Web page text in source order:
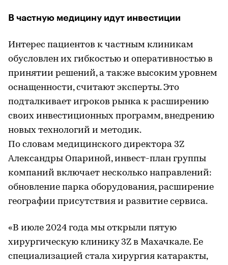
В частную медицину идут инвестиции
Интерес пациентов к частным клиникам
обусловлен их гибкостью и оперативностью в
принятии решений, а также высоким уровнем
оснащенности, считают эксперты. Это
подталкивает игроков рынка к расширению
своих инвестиционных программ, внедрению
новых технологий и методик.
По словам медицинского директора 3Z
Александры Опариной, инвест-план группы
компаний включает несколько направлений:
обновление парка оборудования, расширение
географии присутствия и развитие сервиса.
«В июле 2024 года мы открыли пятую
хирургическую клинику 3Z в Махачкале. Ее
специализацией стала хирургия катаракты,